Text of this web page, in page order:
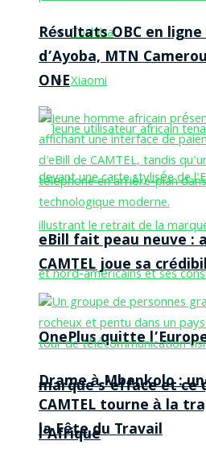
Toshiba
Xiaomi
OnePlus quitte
marque s’efface et ce
l’Afrique
Résultats OBC en
d’Ayoba, MTN
ONE
eBill fait peau neuve :
CAMTEL joue sa
Drame à Mbankolo :
CAMTEL tourne à la
la Fête du Travail